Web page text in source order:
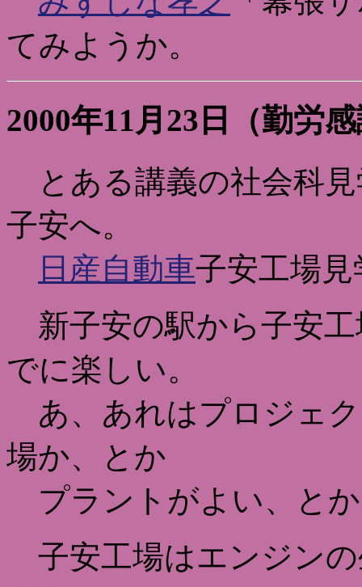
てみようか。
2000年11月23日（勤労
とある講義の社会科見
子安へ。
日産自動車子安工場見
新子安の駅から子安
でに楽しい。
あ、あれはプロジェ
場か、とか
プラントがよい、と
子安工場はエンジン